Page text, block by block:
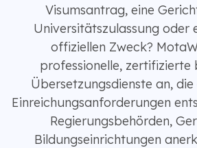
Visumsantrag, eine
Universitätszulassung oder
offiziellen Zweck?
professionelle, zertifizierte
Übersetzungsdienste an,
Einreichungsanforderungen
Regierungsbehörden,
Bildungseinrichtungen